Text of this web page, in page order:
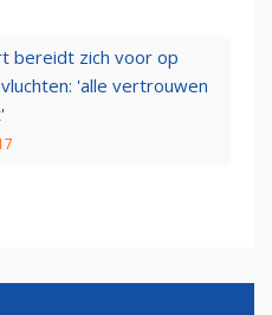
bereidt zich voor op
'alle vertrouwen